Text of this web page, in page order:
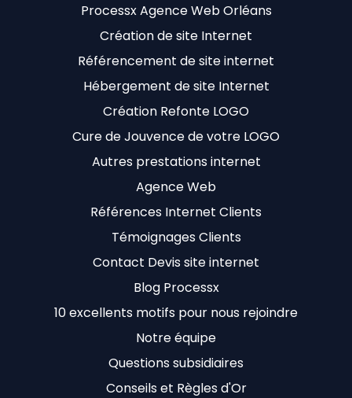
Processx Agence Web Orléans
Création de site Internet
Référencement de site internet
Hébergement de site Internet
Création Refonte LOGO
Cure de Jouvence de votre LOGO
Autres prestations internet
Agence Web
Références Internet Clients
Témoignages Clients
Contact Devis site internet
Blog Processx
10 excellents motifs pour nous rejoindre
Notre équipe
Questions subsidiaires
Conseils et Règles d'Or